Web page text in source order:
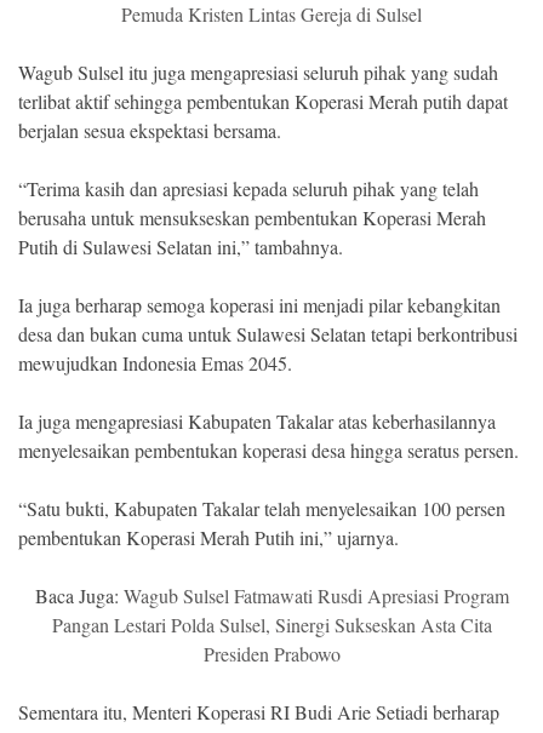
Pemuda Kristen Lintas Gereja di Sulsel
Wagub Sulsel itu juga mengapresiasi seluruh pihak yang sudah
terlibat aktif sehingga pembentukan Koperasi Merah putih dapat
berjalan sesua ekspektasi bersama.
“Terima kasih dan apresiasi kepada seluruh pihak yang telah
berusaha untuk mensukseskan pembentukan Koperasi Merah
Putih di Sulawesi Selatan ini,” tambahnya.
Ia juga berharap semoga koperasi ini menjadi pilar kebangkitan
desa dan bukan cuma untuk Sulawesi Selatan tetapi berkontribusi
mewujudkan Indonesia Emas 2045.
Ia juga mengapresiasi Kabupaten Takalar atas keberhasilannya
menyelesaikan pembentukan koperasi desa hingga seratus persen.
“Satu bukti, Kabupaten Takalar telah menyelesaikan 100 persen
pembentukan Koperasi Merah Putih ini,” ujarnya.
Baca Juga: Wagub Sulsel Fatmawati Rusdi Apresiasi Program
Pangan Lestari Polda Sulsel, Sinergi Sukseskan Asta Cita
Presiden Prabowo
Sementara itu, Menteri Koperasi RI Budi Arie Setiadi berharap